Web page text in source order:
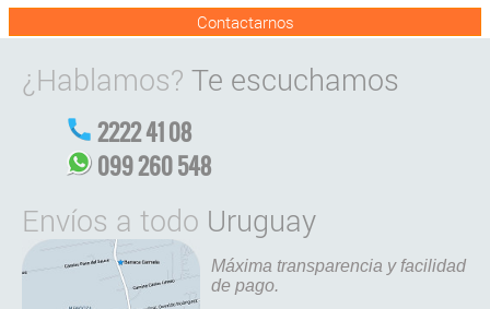
Contactarnos
¿Hablamos? Te escuchamos
2222 41 08
099 260 548
Envíos a todo Uruguay
Máxima transparencia y facilidad
de pago.